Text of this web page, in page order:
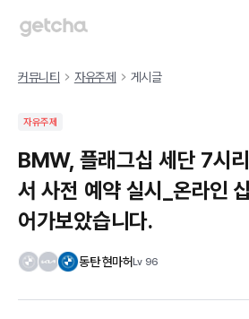
커뮤니티 자유주제 게시글
자유주제
BMW, 플래그십 세단 7시
서 사전 예약 실시_온라인
어가보았습니다.
동탄 현마허Lv 96